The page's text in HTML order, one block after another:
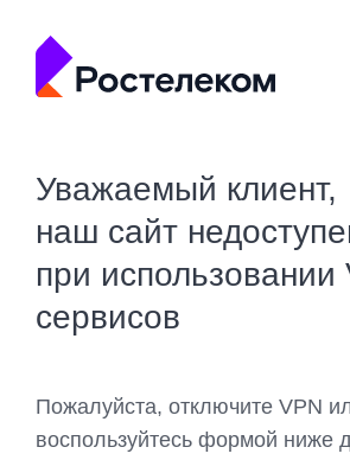
Уважаемый клиент,
наш сайт
при использовании
сервисов
Пожалуйста, отключите VPN
воспользуйтесь формой ниже